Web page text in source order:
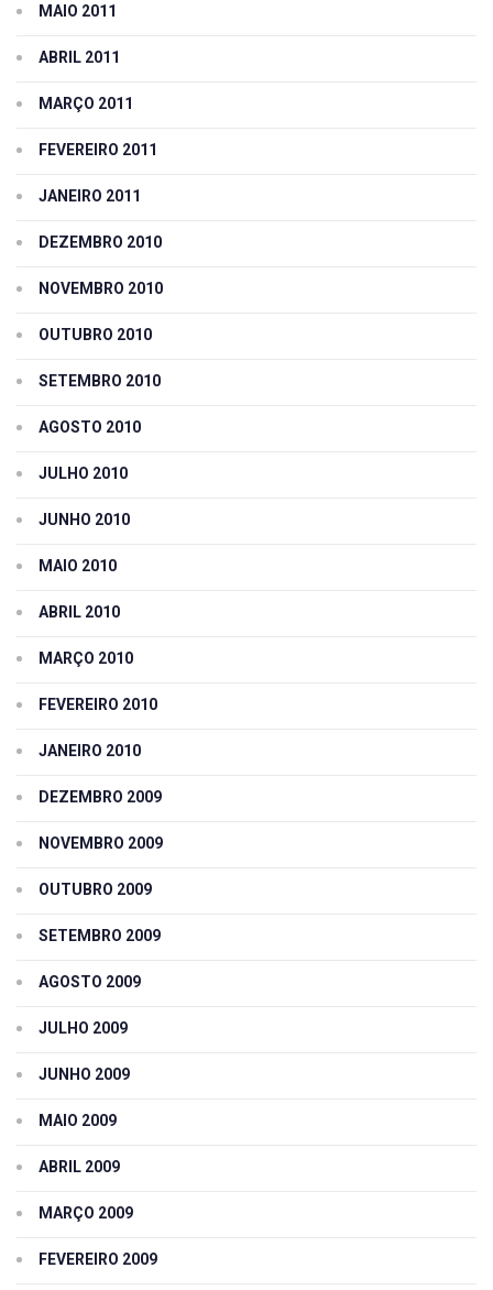
MAIO 2011
ABRIL 2011
MARÇO 2011
FEVEREIRO 2011
JANEIRO 2011
DEZEMBRO 2010
NOVEMBRO 2010
OUTUBRO 2010
SETEMBRO 2010
AGOSTO 2010
JULHO 2010
JUNHO 2010
MAIO 2010
ABRIL 2010
MARÇO 2010
FEVEREIRO 2010
JANEIRO 2010
DEZEMBRO 2009
NOVEMBRO 2009
OUTUBRO 2009
SETEMBRO 2009
AGOSTO 2009
JULHO 2009
JUNHO 2009
MAIO 2009
ABRIL 2009
MARÇO 2009
FEVEREIRO 2009